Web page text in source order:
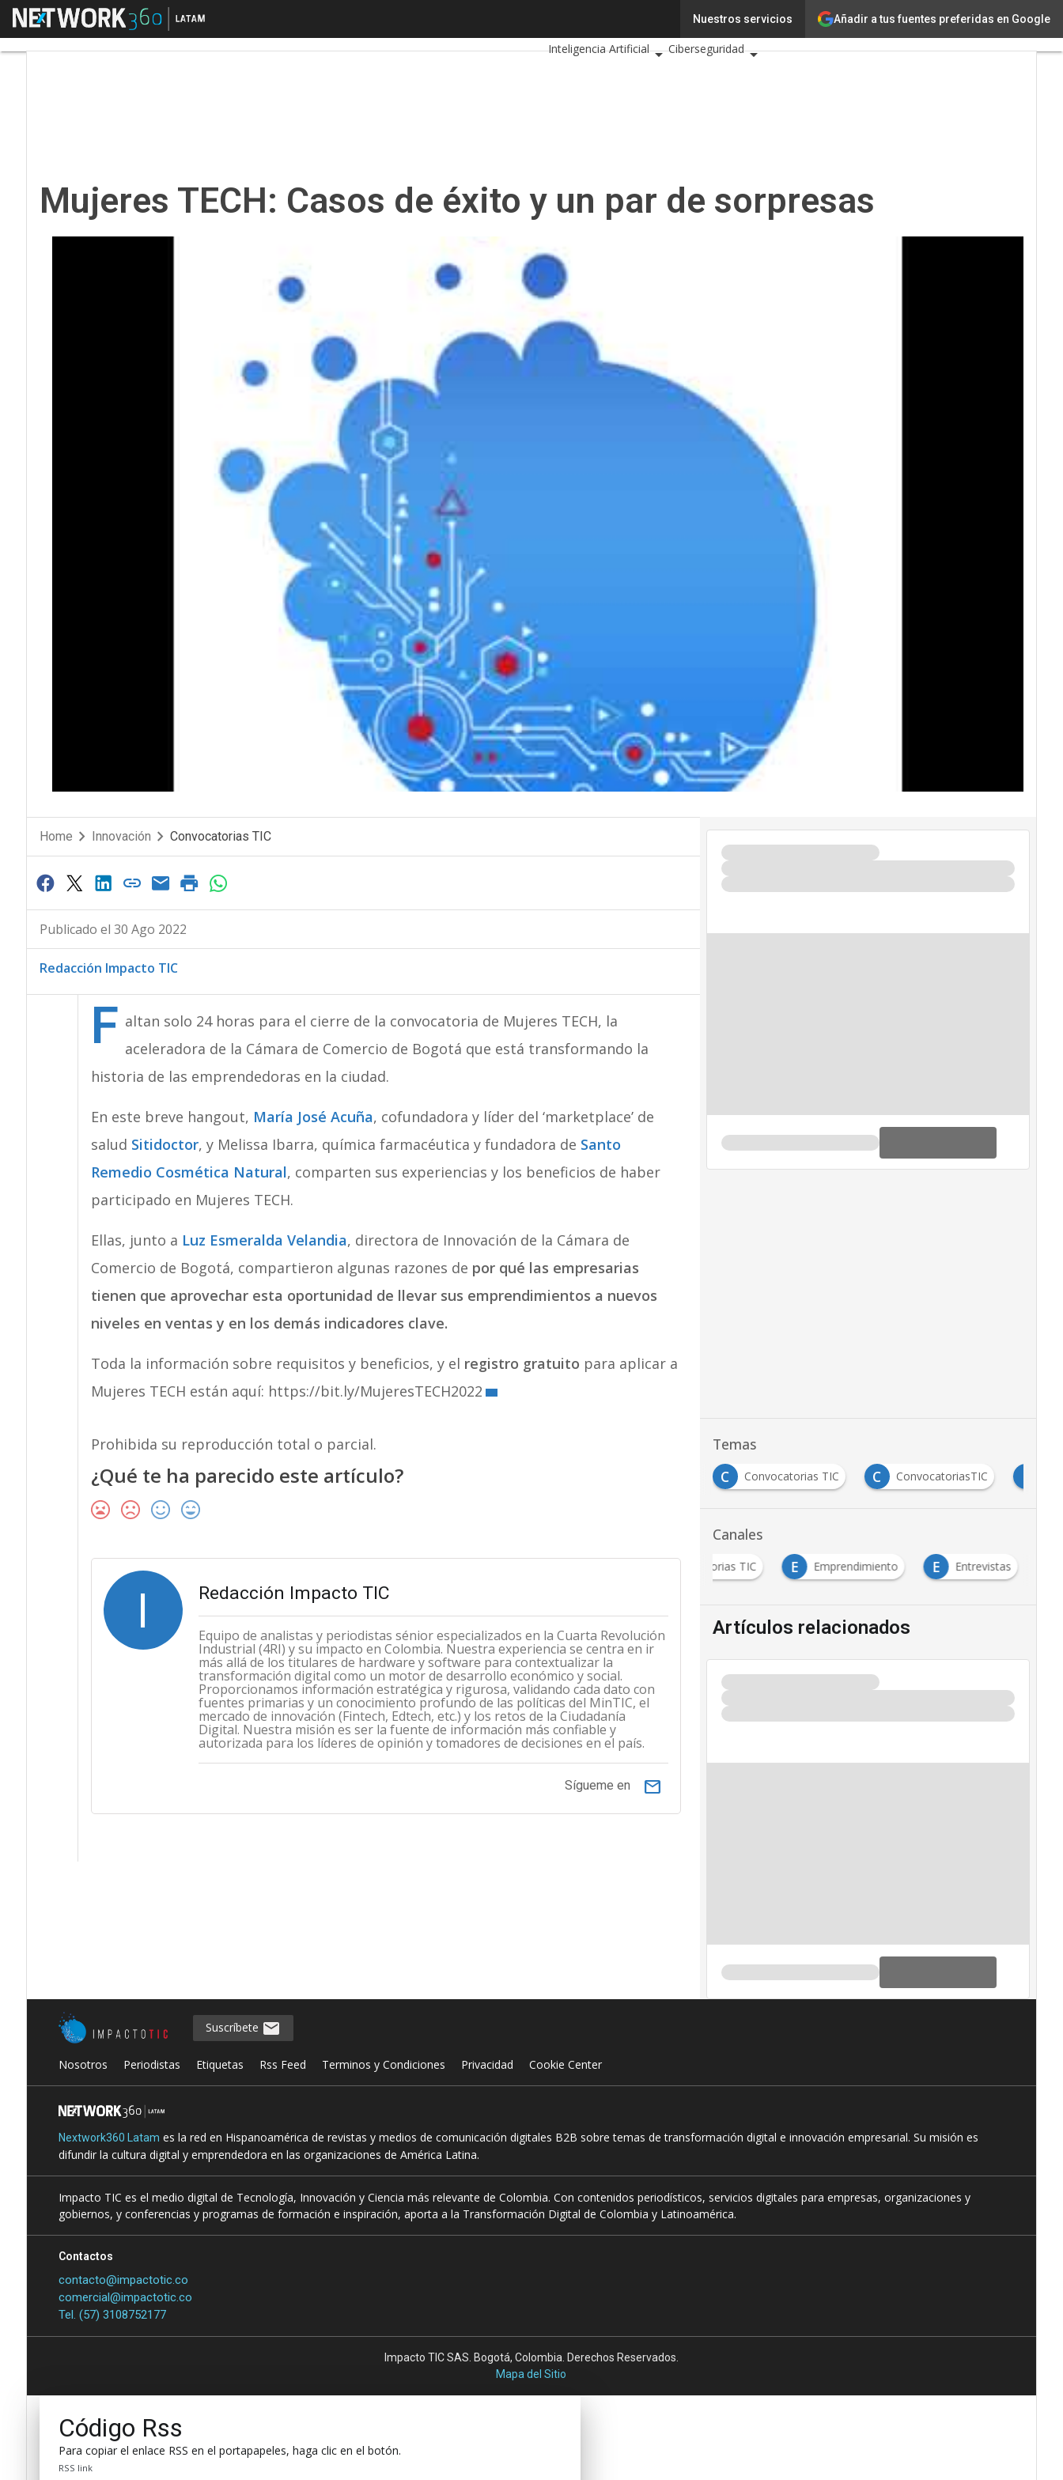
Añadir a tus fuentes preferidas en Google
Nuestros servicios
Menú
Ciencia
Inteligencia Artificial
Ciberseguridad
Mujeres TECH: Casos de éxito y un par de sorpresas
Home Innovación Convocatorias TIC
Publicado el 30 Ago 2022
Redacción Impacto TIC
F altan solo 24 horas para el cierre de la convocatoria de Mujeres TECH, la
aceleradora de la Cámara de Comercio de Bogotá que está transformando la
historia de las emprendedoras en la ciudad.
En este breve hangout, María José Acuña, cofundadora y líder del ‘marketplace’ de
salud Sitidoctor, y Melissa Ibarra, química farmacéutica y fundadora de Santo
Remedio Cosmética Natural, comparten sus experiencias y los beneficios de haber
participado en Mujeres TECH.
Ellas, junto a Luz Esmeralda Velandia, directora de Innovación de la Cámara de
Comercio de Bogotá, compartieron algunas razones de por qué las empresarias
tienen que aprovechar esta oportunidad de llevar sus emprendimientos a nuevos
niveles en ventas y en los demás indicadores clave.
Toda la información sobre requisitos y beneficios, y el registro gratuito para aplicar a
Mujeres TECH están aquí: https://bit.ly/MujeresTECH2022
Prohibida su reproducción total o parcial.
¿Qué te ha parecido este artículo?
I Redacción Impacto TIC
Equipo de analistas y periodistas sénior especializados en la Cuarta Revolución
Industrial (4RI) y su impacto en Colombia. Nuestra experiencia se centra en ir
más allá de los titulares de hardware y software para contextualizar la
transformación digital como un motor de desarrollo económico y social.
Proporcionamos información estratégica y rigurosa, validando cada dato con
fuentes primarias y un conocimiento profundo de las políticas del MinTIC, el
mercado de innovación (Fintech, Edtech, etc.) y los retos de la Ciudadanía
Digital. Nuestra misión es ser la fuente de información más confiable y
autorizada para los líderes de opinión y tomadores de decisiones en el país.
email
Sígueme en
Temas
C Convocatorias TIC C ConvocatoriasTIC
Canales
Convocatorias TIC E Emprendimiento E Entrevistas
Artículos relacionados
Suscríbete
Nosotros Periodistas Etiquetas Rss Feed Terminos y Condiciones Privacidad Cookie Center
Nextwork360 Latam es la red en Hispanoamérica de revistas y medios de comunicación digitales B2B sobre temas de transformación digital e innovación empresarial. Su misión es
difundir la cultura digital y emprendedora en las organizaciones de América Latina.
Impacto TIC es el medio digital de Tecnología, Innovación y Ciencia más relevante de Colombia. Con contenidos periodísticos, servicios digitales para empresas, organizaciones y
gobiernos, y conferencias y programas de formación e inspiración, aporta a la Transformación Digital de Colombia y Latinoamérica.
Contactos
contacto@impactotic.co
comercial@impactotic.co
Tel. (57) 3108752177
Impacto TIC SAS. Bogotá, Colombia. Derechos Reservados.
Mapa del Sitio
Código Rss
Para copiar el enlace RSS en el portapapeles, haga clic en el botón.
RSS link